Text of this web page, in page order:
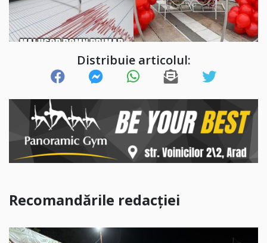
Distribuie articolul:
Recomandările redacției